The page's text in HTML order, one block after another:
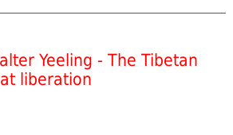
Yeeling - The Tibetan
liberation